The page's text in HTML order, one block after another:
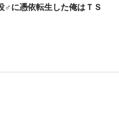
♂に憑依転生した俺はＴＳ